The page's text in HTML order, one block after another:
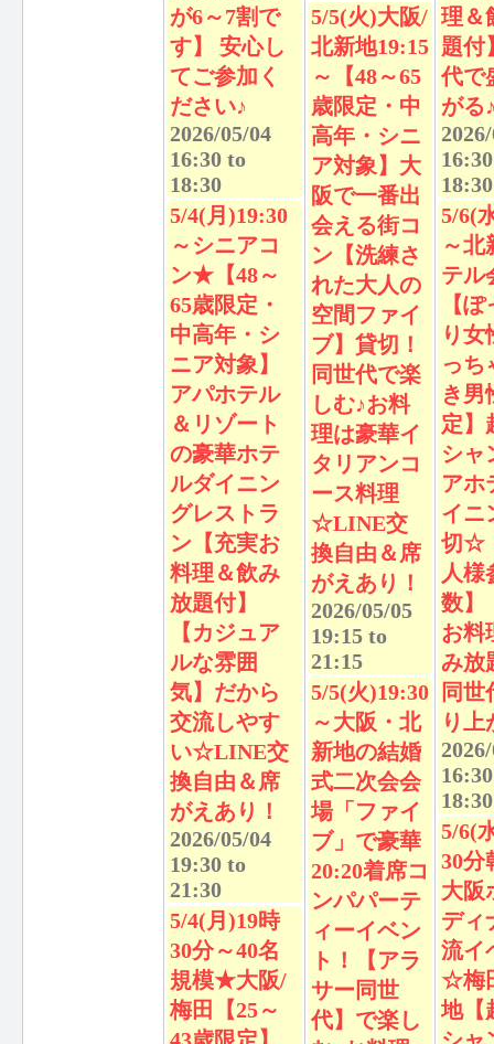
が6～7割で
す】 安心し
てご参加く
ださい♪
2026/05/04
16:30 to
18:30
5/4(月)19:30
～シニアコ
ン★【48～
65歳限定・
中高年・シ
ニア対象】
アパホテル
＆リゾート
の豪華ホテ
ルダイニン
グレストラ
ン【充実お
料理＆飲み
放題付】
【カジュア
ルな雰囲
気】だから
交流しやす
い☆LINE交
換自由＆席
がえあり！
2026/05/04
19:30 to
21:30
5/4(月)19時
30分～40名
規模★大阪/
梅田【25～
5/5(火)大阪/
北新地19:15
～【48～65
歳限定・中
高年・シニ
ア対象】大
阪で一番出
会える街コ
ン【洗練さ
れた大人の
空間ファイ
ブ】貸切！
同世代で楽
しむ♪お料
理は豪華イ
タリアンコ
ース料理
☆LINE交
換自由＆席
がえあり！
2026/05/05
19:15 to
21:15
5/5(火)19:30
～大阪・北
新地の結婚
式二次会会
場「ファイ
ブ」で豪華
20:20着席コ
ンパパーテ
ィーイベン
ト！【アラ
サー同世
代】で楽し
理＆
題付
代で
がる
16:30
18:30
5/6(
～北
テル
【
り女
っち
き男
定】
シャ
アホ
イニ
切☆
人様
数】
お料
み放
同世
り上
16:30
18:30
5/6(
30
大阪
ディ
流イ
☆梅
地【